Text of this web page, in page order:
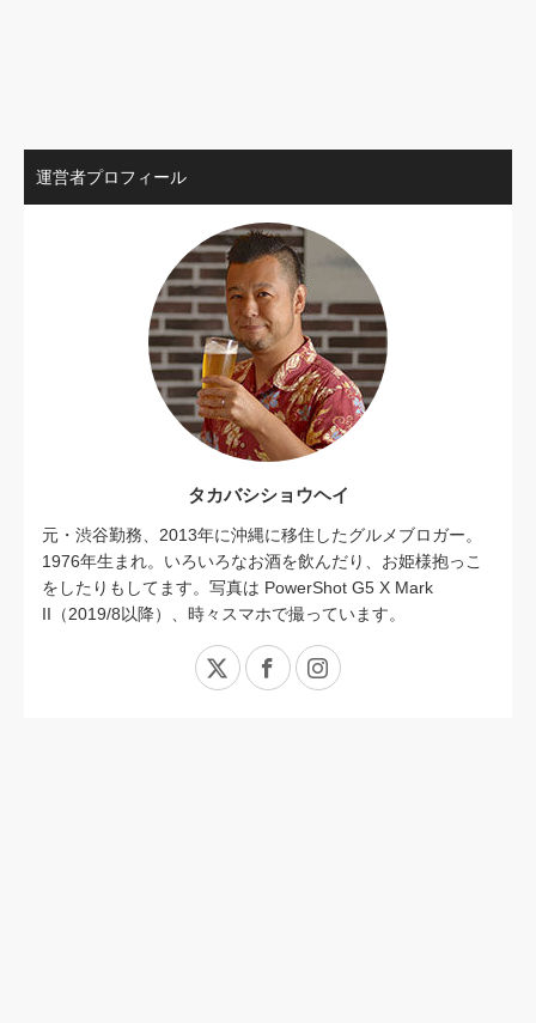
運営者プロフィール
タカバシショウヘイ
元・渋谷勤務、2013年に沖縄に移住したグルメブロガー。
1976年生まれ。いろいろなお酒を飲んだり、お姫様抱っこ
をしたりもしてます。写真は PowerShot G5 X Mark
II（2019/8以降）、時々スマホで撮っています。
X FacebookInstagram